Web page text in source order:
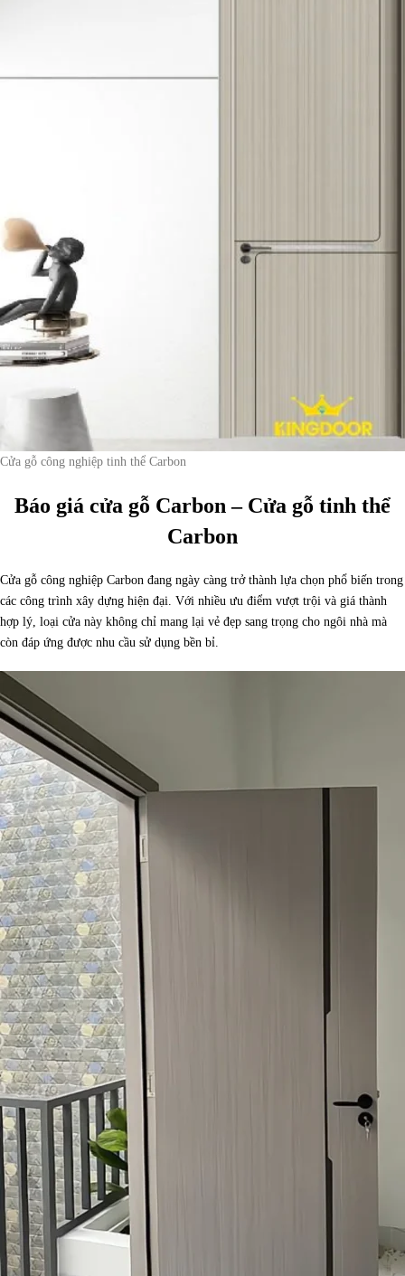
Cửa gỗ công nghiệp tinh thể Carbon
Báo giá cửa gỗ Carbon – Cửa gỗ tinh thể
Carbon
Cửa gỗ công nghiệp Carbon đang ngày càng trở thành lựa chọn phổ biến trong
các công trình xây dựng hiện đại. Với nhiều ưu điểm vượt trội và giá thành
hợp lý, loại cửa này không chỉ mang lại vẻ đẹp sang trọng cho ngôi nhà mà
còn đáp ứng được nhu cầu sử dụng bền bỉ.